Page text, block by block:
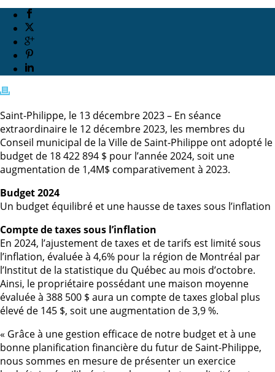
Saint-Philippe, le 13 décembre 2023 – En séance
extraordinaire le 12 décembre 2023, les membres du
Conseil municipal de la Ville de Saint-Philippe ont adopté le
budget de 18 422 894 $ pour l’année 2024, soit une
augmentation de 1,4M$ comparativement à 2023.
Budget 2024
Un budget équilibré et une hausse de taxes sous l’inflation
Compte de taxes sous l’inflation
En 2024, l’ajustement de taxes et de tarifs est limité sous
l’inflation, évaluée à 4,6% pour la région de Montréal par
l’Institut de la statistique du Québec au mois d’octobre.
Ainsi, le propriétaire possédant une maison moyenne
évaluée à 388 500 $ aura un compte de taxes global plus
élevé de 145 $, soit une augmentation de 3,9 %.
« Grâce à une gestion efficace de notre budget et à une
bonne planification financière du futur de Saint-Philippe,
nous sommes en mesure de présenter un exercice